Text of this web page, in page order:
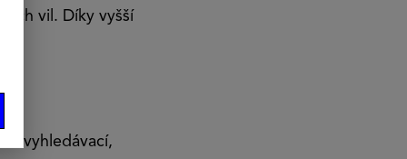
vil. Díky vyšší
vyhledávací,